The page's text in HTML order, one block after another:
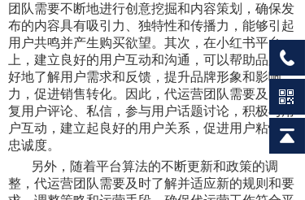
团队需要不断地进行创意挖掘和内容策划，确保发
布的内容具有吸引力、独特性和传播力，能够引起
用户共鸣并产生购买欲望。其次，在小红书平台
上，建立良好的用户互动和沟通，可以帮助品牌更
好地了解用户需求和反馈，提升品牌形象和影响
力，促进销售转化。因此，代运营团队需要及时回
复用户评论、私信，参与用户话题讨论，积极与用
户互动，建立起良好的用户关系，促进用户粘性和
忠诚度。
另外，随着平台算法的不断更新和政策的调
整，代运营团队需要及时了解并适应新的规则和要